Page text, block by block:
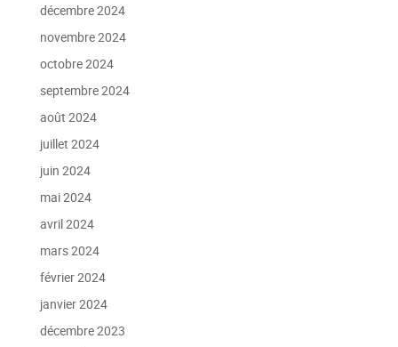
décembre 2024
novembre 2024
octobre 2024
septembre 2024
août 2024
juillet 2024
juin 2024
mai 2024
avril 2024
mars 2024
février 2024
janvier 2024
décembre 2023